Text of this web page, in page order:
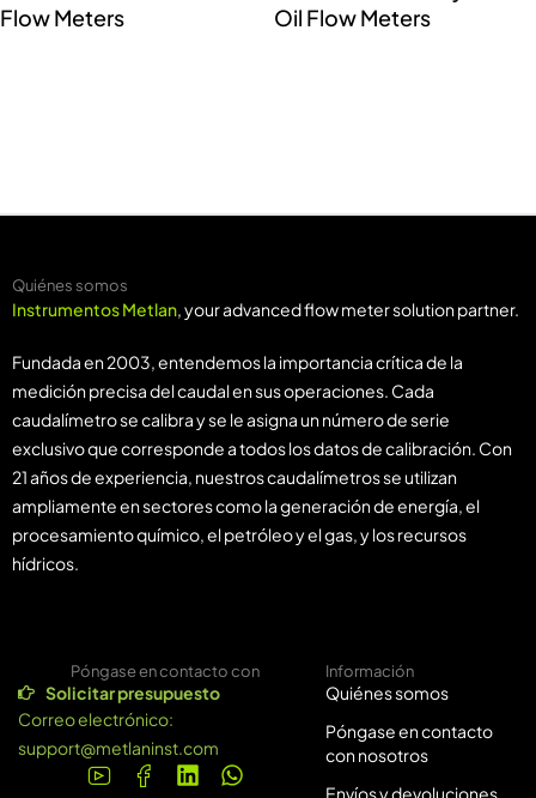
Flow Meters
Oil Flow Meters
Quiénes somos
Instrumentos Metlan , your advanced flow meter solution partner.
Fundada en 2003, entendemos la importancia crítica de la
medición precisa del caudal en sus operaciones. Cada
caudalímetro se calibra y se le asigna un número de serie
exclusivo que corresponde a todos los datos de calibración. Con
21 años de experiencia, nuestros caudalímetros se utilizan
ampliamente en sectores como la generación de energía, el
procesamiento químico, el petróleo y el gas, y los recursos
hídricos.
Póngase en contacto con
Solicitar presupuesto
Correo electrónico:
support@metlaninst.com
Información
Quiénes somos
Póngase en contacto
con nosotros
Envíos y devoluciones